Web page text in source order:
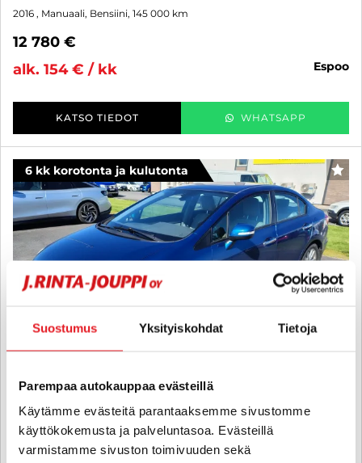
Suostumus Yksityiskohdat Tietoja
Parempaa autokauppaa evästeillä
Käytämme evästeitä parantaaksemme sivustomme
käyttökokemusta ja palveluntasoa. Evästeillä
varmistamme sivuston toimivuuden sekä
2016 , Manuaali, Bensiini, 145 000 km
12 780 €
alk. 154 € / kk
espoo
KATSO TIEDOT WHATSAPP
6 kk korotonta ja kulutonta
Honda Civic